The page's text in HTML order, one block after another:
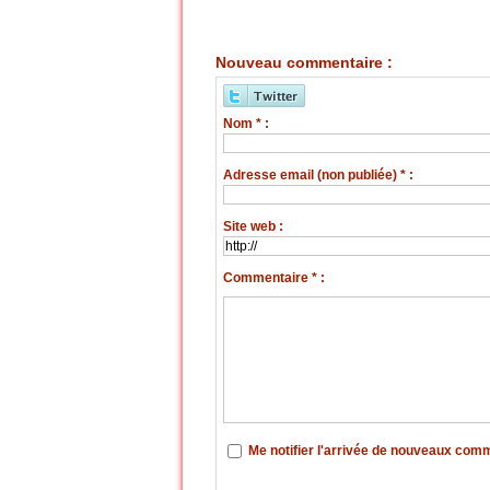
Nouveau commentaire :
Nom * :
Adresse email (non publiée) * :
Site web :
Commentaire * :
Me notifier l'arrivée de nouveaux